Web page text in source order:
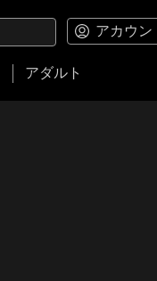
アカウン
アダルト